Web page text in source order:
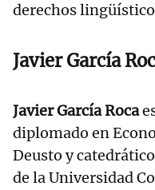
derechos
Javier García
Javier García Roca
diplomado en
Deusto y
de la Universidad